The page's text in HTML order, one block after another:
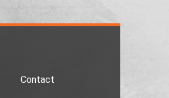
Contact